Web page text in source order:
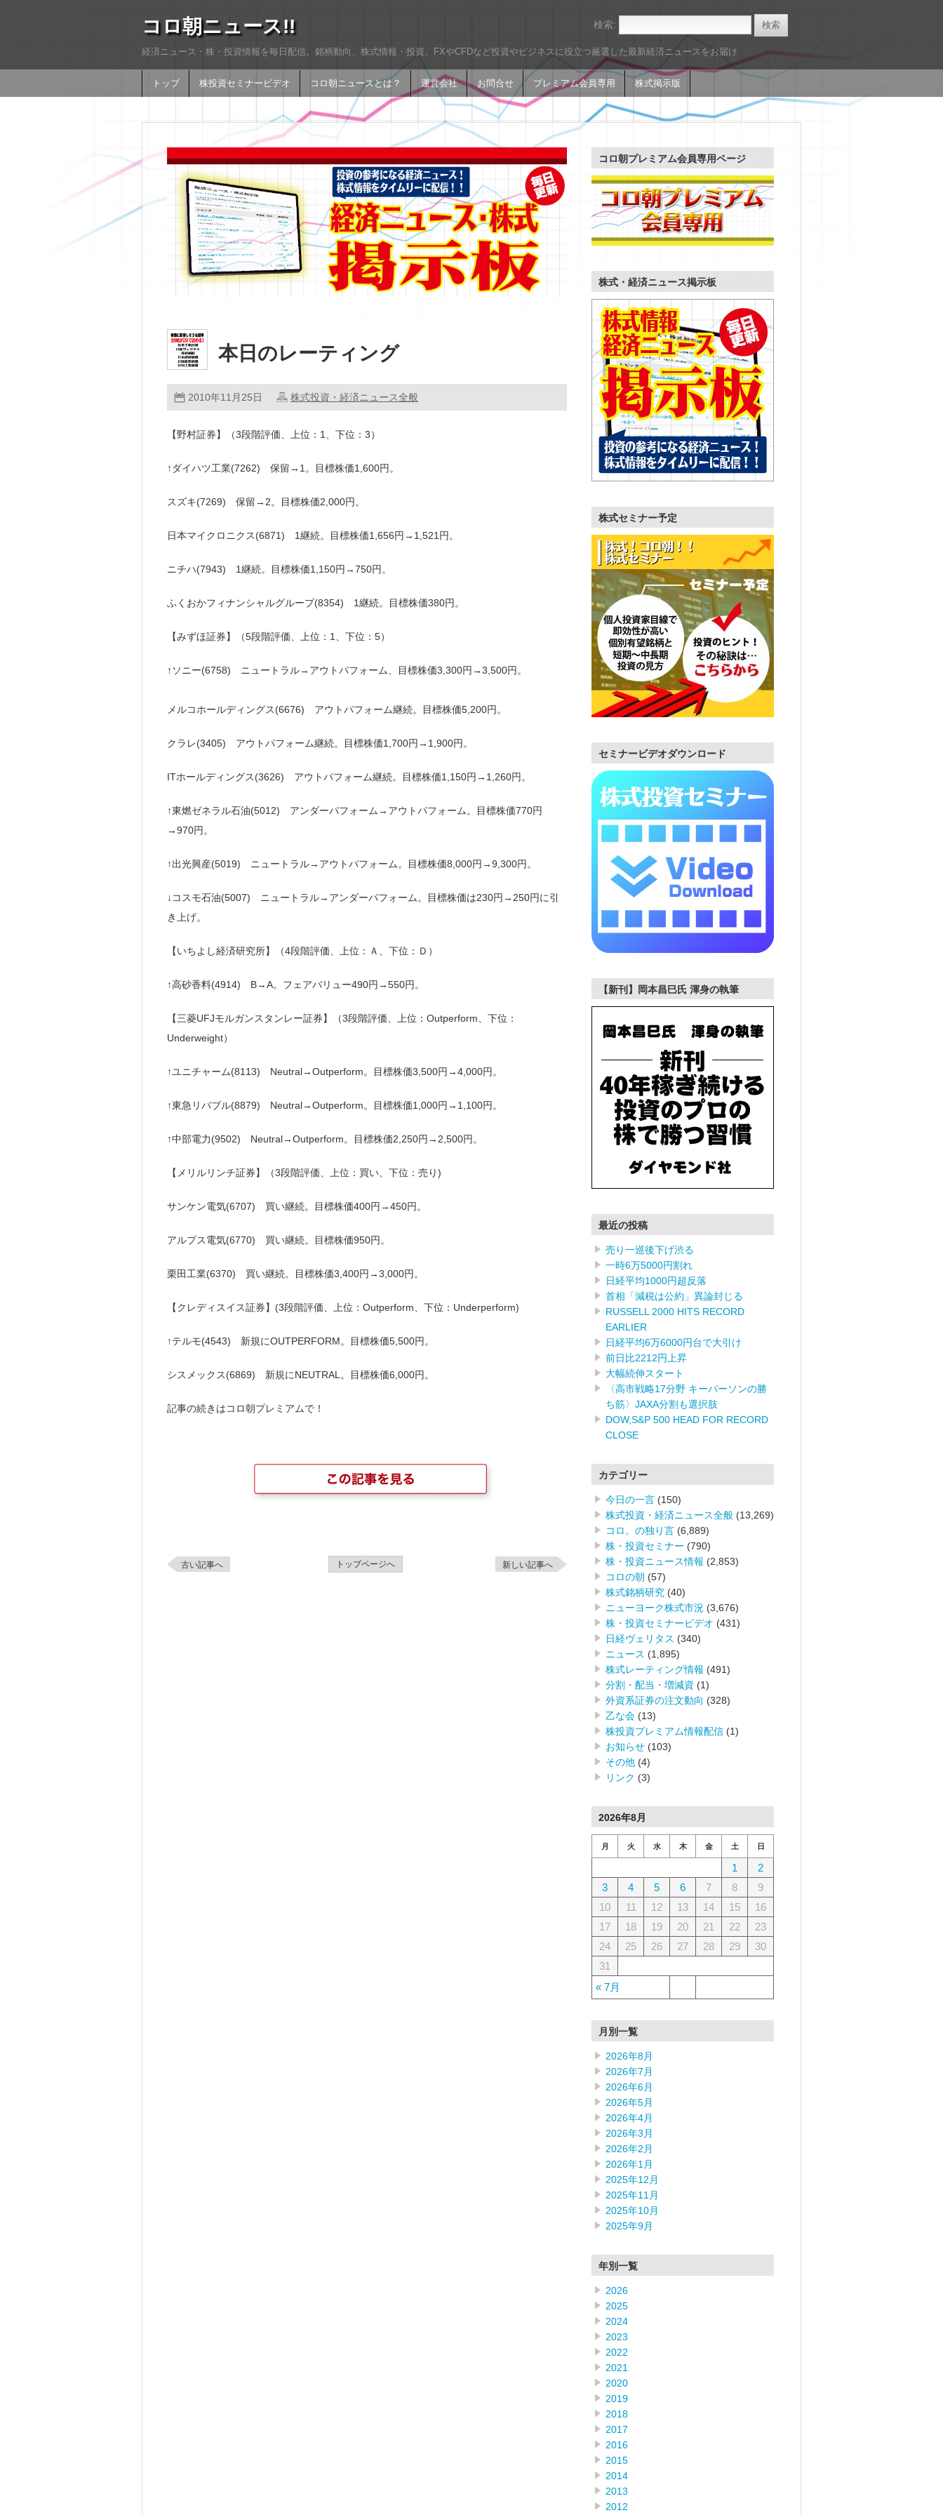
コロ朝ニュース!!
経済ニュース・株・投資情報を毎日配信。銘柄動向、株式情報・投資、FXやCFDなど投資やビジネスに役立つ厳選した最新経済ニュースをお届け
トップ 株投資セミナービデオ コロ朝ニュースとは？ 運営会社 お問合せ プレミアム会員専用 株式掲示版
検索:
本日のレーティング
2010年11月25日 株式投資・経済ニュース全般
【野村証券】（3段階評価、上位：1、下位：3）
↑ダイハツ工業(7262) 保留→1。目標株価1,600円。
スズキ(7269) 保留→2。目標株価2,000円。
日本マイクロニクス(6871) 1継続。目標株価1,656円→1,521円。
ニチハ(7943) 1継続。目標株価1,150円→750円。
ふくおかフィナンシャルグループ(8354) 1継続。目標株価380円。
【みずほ証券】（5段階評価、上位：1、下位：5）
↑ソニー(6758) ニュートラル→アウトパフォーム、目標株価3,300円→3,500円。
メルコホールディングス(6676) アウトパフォーム継続。目標株価5,200円。
クラレ(3405) アウトパフォーム継続。目標株価1,700円→1,900円。
ITホールディングス(3626) アウトパフォーム継続。目標株価1,150円→1,260円。
↑東燃ゼネラル石油(5012) アンダーパフォーム→アウトパフォーム。目標株価770円
→970円。
↑出光興産(5019) ニュートラル→アウトパフォーム。目標株価8,000円→9,300円。
↓コスモ石油(5007) ニュートラル→アンダーパフォーム。目標株価は230円→250円に引
き上げ。
【いちよし経済研究所】（4段階評価、上位：Ａ、下位：Ｄ）
↑高砂香料(4914) B→A。フェアバリュー490円→550円。
【三菱UFJモルガンスタンレー証券】（3段階評価、上位：Outperform、下位：
Underweight）
↑ユニチャーム(8113) Neutral→Outperform。目標株価3,500円→4,000円。
↑東急リバブル(8879) Neutral→Outperform。目標株価1,000円→1,100円。
↑中部電力(9502) Neutral→Outperform。目標株価2,250円→2,500円。
【メリルリンチ証券】（3段階評価、上位：買い、下位：売り)
サンケン電気(6707) 買い継続。目標株価400円→450円。
アルプス電気(6770) 買い継続。目標株価950円。
栗田工業(6370) 買い継続。目標株価3,400円→3,000円。
【クレディスイス証券】(3段階評価、上位：Outperform、下位：Underperform)
↑テルモ(4543) 新規にOUTPERFORM。目標株価5,500円。
シスメックス(6869) 新規にNEUTRAL。目標株価6,000円。
記事の続きはコロ朝プレミアムで！
古い記事へ トップページへ 新しい記事へ
コロ朝プレミアム会員専用ページ
株式・経済ニュース掲示板
株式セミナー予定
セミナービデオダウンロード
【新刊】岡本昌巳氏 渾身の執筆
最近の投稿
売り一巡後下げ渋る
一時6万5000円割れ
日経平均1000円超反落
首相「減税は公約」異論封じる
RUSSELL 2000 HITS RECORD
EARLIER
日経平均6万6000円台で大引け
前日比2212円上昇
大幅続伸スタート
〈高市戦略17分野 キーパーソンの勝
ち筋〉JAXA分割も選択肢
DOW,S&P 500 HEAD FOR RECORD
CLOSE
カテゴリー
今日の一言 (150)
株式投資・経済ニュース全般 (13,269)
コロ。の独り言 (6,889)
株・投資セミナー (790)
株・投資ニュース情報 (2,853)
コロの朝 (57)
株式銘柄研究 (40)
ニューヨーク株式市況 (3,676)
株・投資セミナービデオ (431)
日経ヴェリタス (340)
ニュース (1,895)
株式レーティング情報 (491)
分割・配当・増減資 (1)
外資系証券の注文動向 (328)
乙な会 (13)
株投資プレミアム情報配信 (1)
お知らせ (103)
その他 (4)
リンク (3)
2026年8月
月 火 水 木 金 土 日
« 7月
1
2
3
4 5 6 7 8
9
10
11 12 13 14 15
16
17
18 19 20 21 22
23
24
25 26 27 28 29
30
31
月別一覧
2026年8月
2026年7月
2026年6月
2026年5月
2026年4月
2026年3月
2026年2月
2026年1月
2025年12月
2025年11月
2025年10月
2025年9月
年別一覧
2026
2025
2024
2023
2022
2021
2020
2019
2018
2017
2016
2015
2014
2013
2012